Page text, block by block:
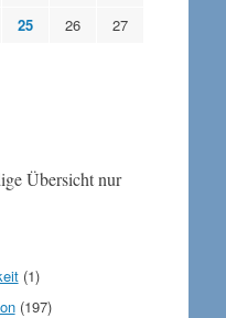
25 26
27
Übersicht nur
(1)
(197)